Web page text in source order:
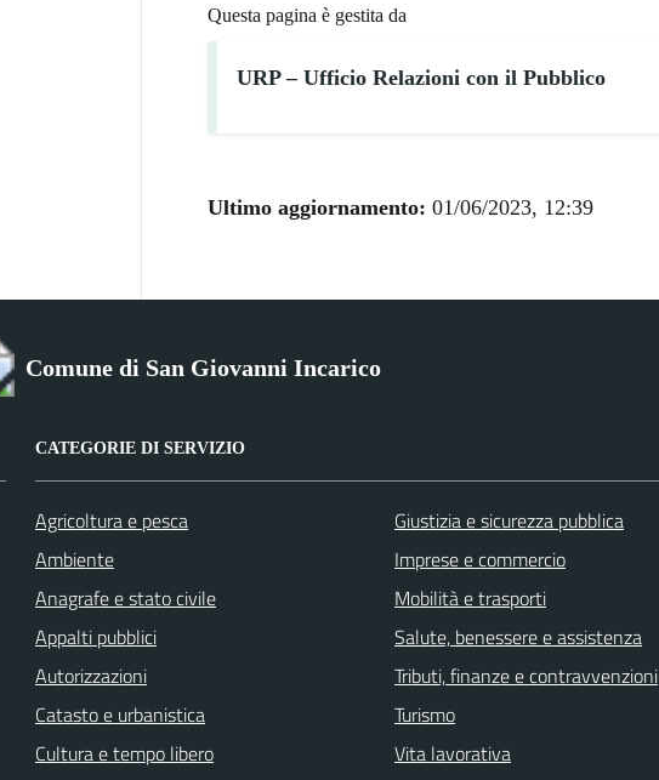
Questa pagina è gestita da
URP – Ufficio Relazioni con il Pubblico
Ultimo aggiornamento: 01/06/2023, 12:39
Comune di San Giovanni Incarico
CATEGORIE DI SERVIZIO
Agricoltura e pesca
Ambiente
Anagrafe e stato civile
Appalti pubblici
Autorizzazioni
Catasto e urbanistica
Cultura e tempo libero
Giustizia e sicurezza pubblica
Imprese e commercio
Mobilità e trasporti
Salute, benessere e assistenza
Tributi, finanze e contravvenzioni
Turismo
Vita lavorativa